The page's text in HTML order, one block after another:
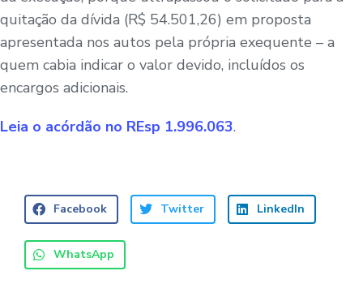
quitação da dívida (R$ 54.501,26) em proposta
apresentada nos autos pela própria exequente – a
quem cabia indicar o valor devido, incluídos os
encargos adicionais.
Leia o acórdão no REsp 1.996.063.
Facebook Twitter LinkedIn
WhatsApp